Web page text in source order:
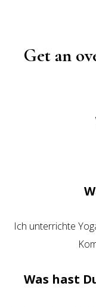
Get an
Ich unterrichte
Was hast